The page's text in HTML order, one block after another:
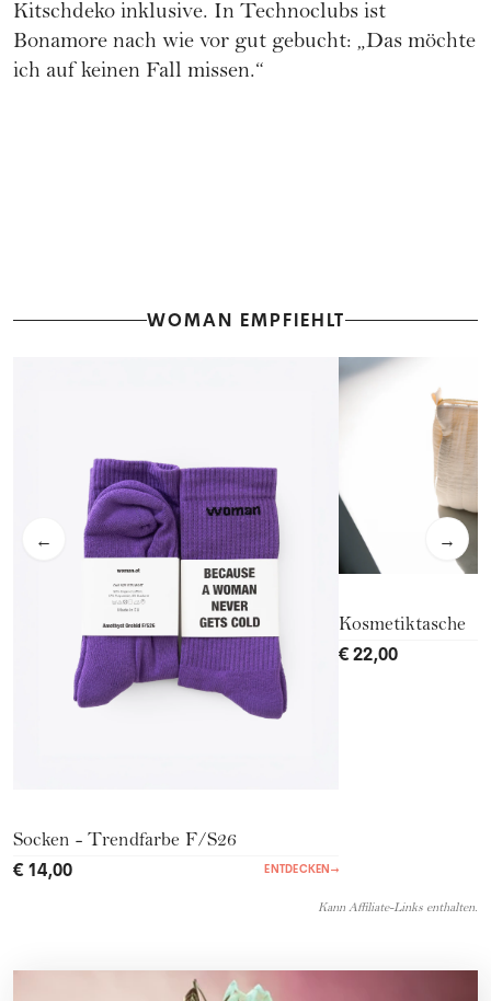
Kitschdeko inklusive. In Technoclubs ist
Bonamore nach wie vor gut gebucht: „Das möchte
ich auf keinen Fall missen.“
WOMAN EMPFIEHLT
← →
Socken - Trendfarbe F/S26
€ 14,00 ENTDECKEN →
Kosmetiktasche
€ 22,00
Kann Affiliate-Links enthalten.